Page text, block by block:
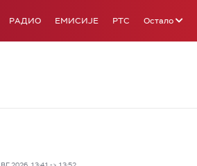
РАДИО ЕМИСИЈЕ РТС Остало